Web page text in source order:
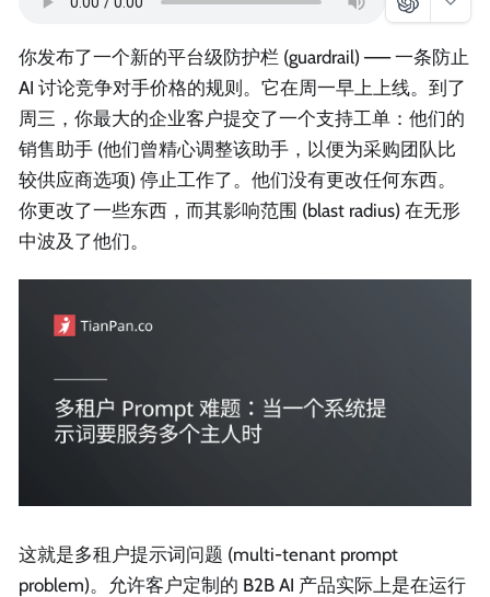
你发布了一个新的平台级防护栏 (guardrail) —— 一条防止
AI 讨论竞争对手价格的规则。它在周一早上上线。到了
周三，你最大的企业客户提交了一个支持工单：他们的
销售助手 (他们曾精心调整该助手，以便为采购团队比
较供应商选项) 停止工作了。他们没有更改任何东西。
你更改了一些东西，而其影响范围 (blast radius) 在无形
中波及了他们。
这就是多租户提示词问题 (multi-tenant prompt
problem)。允许客户定制的 B2B AI 产品实际上是在运行